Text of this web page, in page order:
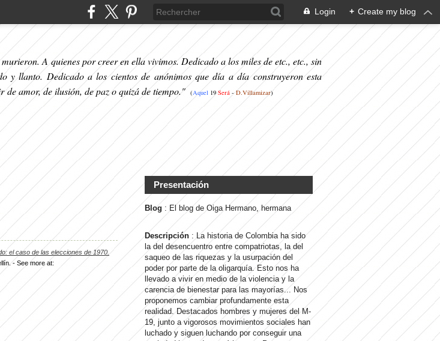
Login + Create my blog
A quienes por creer en ella vivimos. Dedicado a los miles de etc., etc., sin
y llanto. Dedicado a los cientos de anónimos que día a día construyeron esta
amor, de ilusión, de paz o quizá de tiempo." (Aquel 19 Será - D.Villamizar)
el caso de las elecciones de 1970.
- See more at:
Presentación
Blog : El blog de Oiga Hermano, hermana
Descripción : La historia de Colombia ha sido
la del desencuentro entre compatriotas, la del
saqueo de las riquezas y la usurpación del
poder por parte de la oligarquía. Esto nos ha
llevado a vivir en medio de la violencia y la
carencia de bienestar para las mayorías... Nos
proponemos cambiar profundamente esta
realidad. Destacados hombres y mujeres del M-
19, junto a vigorosos movimientos sociales han
luchado y siguen luchando por conseguir una